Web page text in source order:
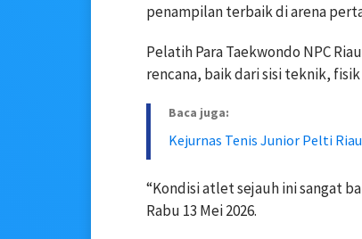
penampilan terbaik di arena
Pelatih Para Taekwondo NPC
rencana, baik dari sisi teknik,
Baca juga:
Kejurnas Tenis Junior Pelti
“Kondisi atlet sejauh ini sangat
Rabu 13 Mei 2026.